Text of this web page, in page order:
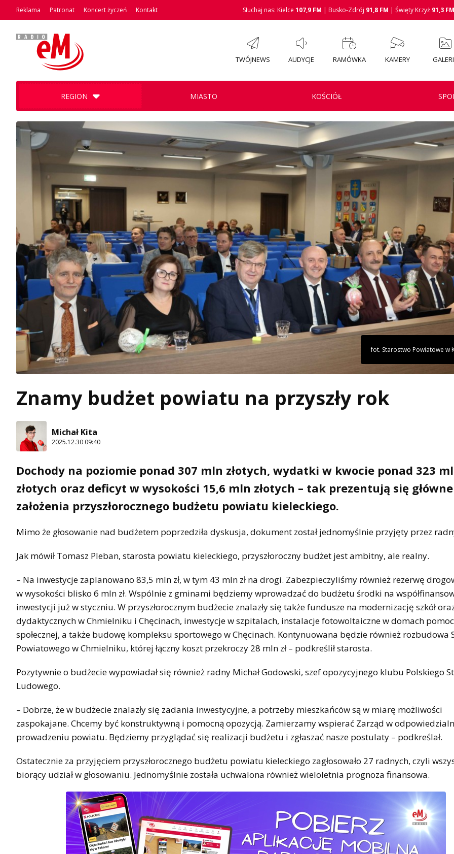
Reklama Patronat Koncert życzeń Kontakt Słuchaj nas: Kielce 107,9 FM | Busko-Zdrój 91,8 FM | Święty Krzyż 91,3 FM
TWÓJNEWS AUDYCJE RAMÓWKA KAMERY
REGION MIASTO KOŚCIÓŁ
fot. Starostwo Powiatowe w
Znamy budżet powiatu na przyszły rok
Michał Kita
2025.12.30 09:40
Dochody na poziomie ponad 307 mln złotych, wydatki w kwocie ponad 323
złotych oraz deficyt w wysokości 15,6 mln złotych – tak prezentują się główne
założenia przyszłorocznego budżetu powiatu kieleckiego.
Mimo że głosowanie nad budżetem poprzedziła dyskusja, dokument został jednomyślnie przyjęty przez
Jak mówił Tomasz Pleban, starosta powiatu kieleckiego, przyszłoroczny budżet jest ambitny, ale realny.
– Na inwestycje zaplanowano 83,5 mln zł, w tym 43 mln zł na drogi. Zabezpieczyliśmy również rezerwę
w wysokości blisko 6 mln zł. Wspólnie z gminami będziemy wprowadzać do budżetu środki na
inwestycji już w styczniu. W przyszłorocznym budżecie znalazły się także fundusze na modernizację szkół
dydaktycznych w Chmielniku i Chęcinach, inwestycje w szpitalach, instalacje fotowoltaiczne w domach
społecznej, a także budowę kompleksu sportowego w Chęcinach. Kontynuowana będzie również rozbudowa
Powiatowego w Chmielniku, której łączny koszt przekroczy 28 mln zł – podkreślił starosta.
Pozytywnie o budżecie wypowiadał się również radny Michał Godowski, szef opozycyjnego klubu Polskiego
Ludowego.
– Dobrze, że w budżecie znalazły się zadania inwestycyjne, a potrzeby mieszkańców są w miarę możliwości
zaspokajane. Chcemy być konstruktywną i pomocną opozycją. Zamierzamy wspierać Zarząd w
prowadzeniu powiatu. Będziemy przyglądać się realizacji budżetu i zgłaszać nasze postulaty – podkreślał.
Ostatecznie za przyjęciem przyszłorocznego budżetu powiatu kieleckiego zagłosowało 27 radnych, czyli
biorący udział w głosowaniu. Jednomyślnie została uchwalona również wieloletnia prognoza finansowa.